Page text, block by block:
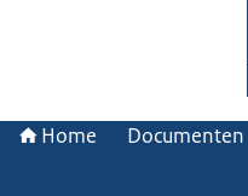
Home Documenten